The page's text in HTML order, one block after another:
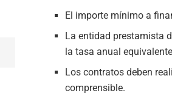
El importe mínimo a
La entidad prestamista
la tasa anual
Los contratos deben
comprensible.